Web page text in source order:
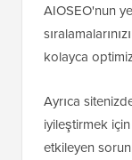
AIOSEO'nun
kolayca
Ayrıca
iyileştirmek
etkileyen